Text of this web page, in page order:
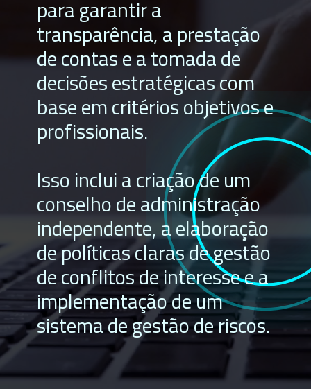
para garantir a
transparência, a prestação
de contas e a tomada de
decisões estratégicas com
base em critérios objetivos e
profissionais.
Isso inclui a criação de um
conselho de administração
independente, a elaboração
de políticas claras de gestão
de conflitos de interesse e a
implementação de um
sistema de gestão de riscos.